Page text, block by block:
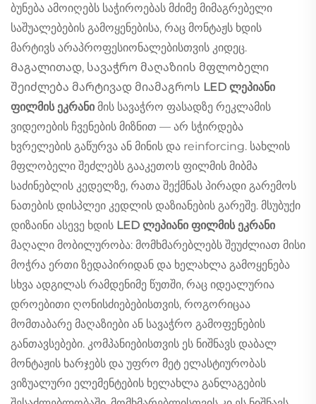
ბუნება ამოიღებს საჭიროებას მძიმე მიმაგრებელი
საშუალებების გამოყენებისა, რაც მონტაჟს ხდის
მარტივს არაპროფესიონალებისთვის კიდეც.
Მაგალითად, სავაჭრო მაღაზიის მფლობელი
შეიძლება მარტივად მიამაგროს LED ლეპიანი
ფილმის ეკრანი მის სავაჭრო ფასადზე რეკლამის
ვიდეოების ჩვენების მიზნით — არ სჭირდება
ხვრელების გაწურვა ან მინის და reinforcing. სახლის
მფლობელი შეძლებს გააკეთოს ფილმის მიბმა
საძინებლის კედელზე, რათა შექმნას პირადი გარემოს
ნათების დისპლეი კედლის დაზიანების გარეშე. მსუბუქი
დიზაინი ასევე ხდის LED ლეპიანი ფილმის ეკრანი
მაღალი მობილურობა: მომხმარებლებს შეუძლიათ მისი
მოჭრა ერთი ზედაპირიდან და ხელახლა გამოყენება
სხვა ადგილას რამდენიმე წუთში, რაც იდეალურია
დროებითი ღონისძიებებისთვის, როგორიცაა
მომთაბარე მაღაზიები ან სავაჭრო გამოფენების
განთავსებები. კომპანიებისთვის ეს ნიშნავს დაბალ
მონტაჟის ხარჯებს და უფრო მეტ ელასტიურობას
ვიზუალური ელემენტების ხელახლა განლაგების